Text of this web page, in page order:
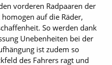
vorderen Radpaaren der
auf die Räder,
So werden dank
Unebenheiten bei der
ist zudem so
des Fahrers ragt und